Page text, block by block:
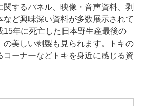
関するパネル、映像・音声資料、剥
など興味深い資料が多数展示されて
15年に死亡した日本野生産最後の
の美しい剥製も見られます。トキの
コーナーなどトキを身近に感じる資